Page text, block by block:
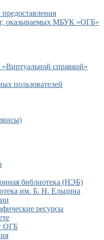
оказываемых МБУК «ОГБ»
справкой»
пользователей
библиотека (НЭБ)
им. Б. Н. Ельцина
ресурсы
ОГБ